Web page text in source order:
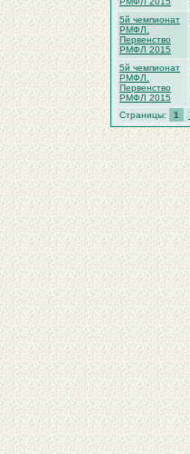
5й чемпионат
РМФЛ.
Первенство
РМФЛ 2015
5й чемпионат
РМФЛ.
Первенство
РМФЛ 2015
Страницы: 1